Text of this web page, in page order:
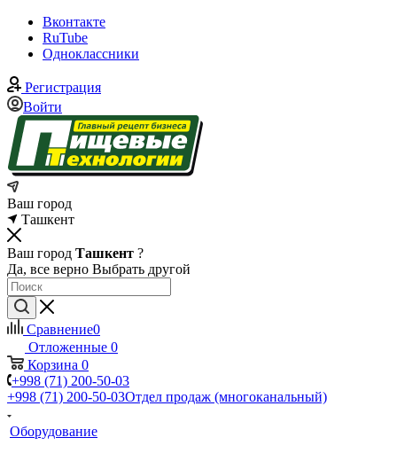
Вконтакте
RuTube
Одноклассники
Регистрация
Войти
Ваш город
Ташкент
Ваш город Ташкент ?
Да, все верно Выбрать другой
Сравнение0
Отложенные 0
Корзина 0
+998 (71) 200-50-03
+998 (71) 200-50-03Отдел продаж (многоканальный)
Оборудование